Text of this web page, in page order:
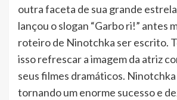
outra faceta de sua grande
lançou o slogan “Garbo ri!” antes
roteiro de Ninotchka ser escrito.
isso refrescar a imagem da atriz
seus filmes dramáticos.
tornando um enorme sucesso e